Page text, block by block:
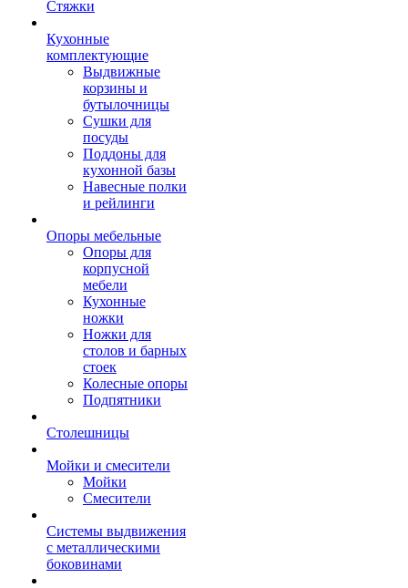
Стяжки
Кухонные
комплектующие
Выдвижные
корзины и
бутылочницы
Сушки для
посуды
Поддоны для
кухонной базы
Навесные полки
и рейлинги
Опоры мебельные
Опоры для
корпусной
мебели
Кухонные
ножки
Ножки для
столов и барных
стоек
Колесные опоры
Подпятники
Столешницы
Мойки и смесители
Мойки
Смесители
Системы выдвижения
с металлическими
боковинами